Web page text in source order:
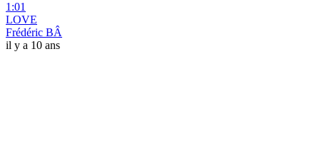
1:01
LOVE
Frédéric BÂ
il y a 10 ans